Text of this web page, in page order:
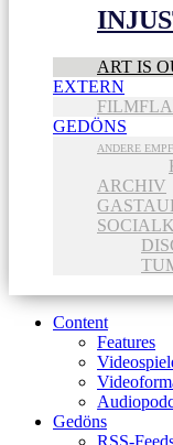
ART IS
EXTERN
GEDÖNS
ANDERE
ARCHIV
Content
Features
Gedöns